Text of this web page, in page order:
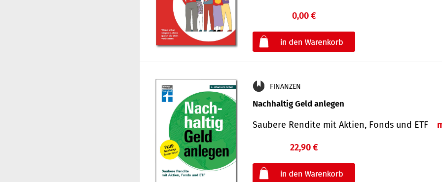
0,00 €
FINANZEN
Nachhaltig Geld anlegen
Saubere Rendite mit Aktien, Fonds und ETF
22,90 €